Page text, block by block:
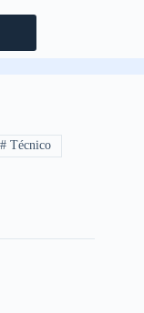
# Técnico